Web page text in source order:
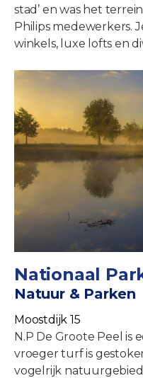
stad’ en was het
Philips medewerkers.
winkels, luxe lofts en
Nationaal
Natuur & Parken
Moostdijk 15
N.P De Groote Peel is
vroeger turf is
vogelrijk